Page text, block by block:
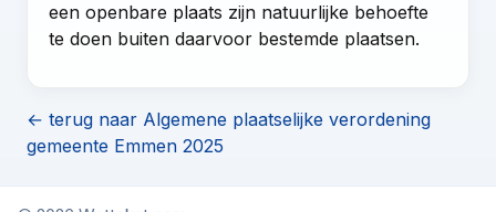
een openbare plaats zijn natuurlijke behoefte
te doen buiten daarvoor bestemde plaatsen.
← terug naar Algemene plaatselijke verordening
gemeente Emmen 2025